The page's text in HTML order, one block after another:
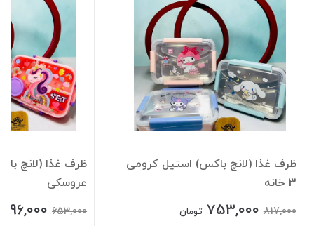
ظرف غذا (لانچ باکس) استیل کرومی
3 خانه
817,000
753,000 تومان
ظرف غذا (لانچ
عروسکی
653,000
596,000